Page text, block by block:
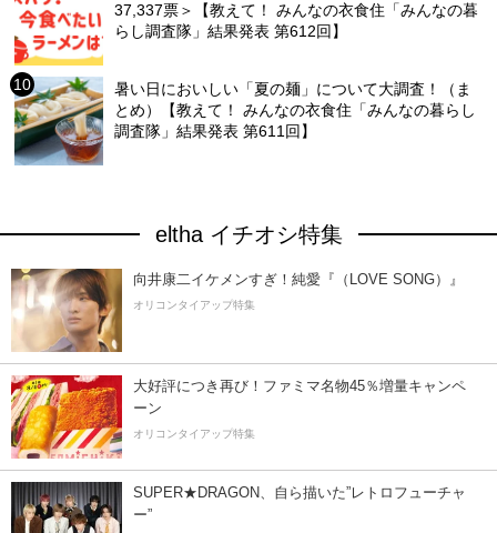
37,337票＞【教えて！ みんなの衣食住「みんなの暮
らし調査隊」結果発表 第612回】
暑い日においしい「夏の麺」について大調査！（ま
とめ）【教えて！ みんなの衣食住「みんなの暮らし
調査隊」結果発表 第611回】
eltha イチオシ特集
向井康二イケメンすぎ！純愛『（LOVE SONG）』
オリコンタイアップ特集
大好評につき再び！ファミマ名物45％増量キャンペ
ーン
オリコンタイアップ特集
SUPER★DRAGON、自ら描いた”レトロフューチャ
ー”